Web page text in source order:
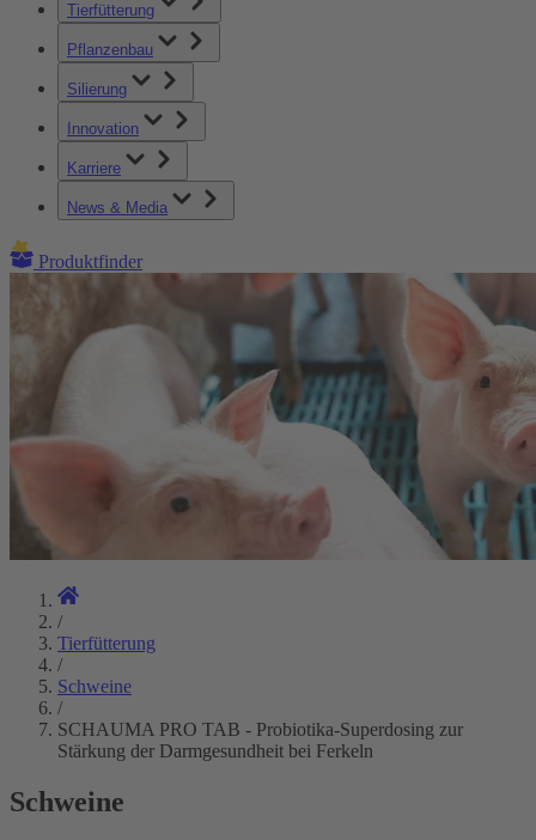
Tierfütterung
Pflanzenbau
Silierung
Innovation
Karriere
News & Media
Produktfinder
/
Tierfütterung
/
Schweine
/
SCHAUMA PRO TAB - Probiotika-Superdosing zur
Stärkung der Darmgesundheit bei Ferkeln
Schweine